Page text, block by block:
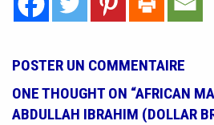
POSTER UN COMMENTAIRE
ONE THOUGHT ON “AFRICAN
ABDULLAH IBRAHIM (DOLLAR